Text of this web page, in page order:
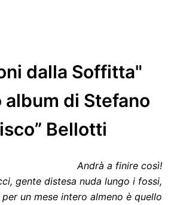
dalla Soffitta"
album di Stefano
Bellotti
Andrà a finire così!
gente distesa nuda lungo i fossi,
un mese intero almeno è quello